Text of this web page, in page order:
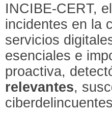
INCIBE-CERT,
incidentes en la
servicios
esenciales e
proactiva,
relevantes,